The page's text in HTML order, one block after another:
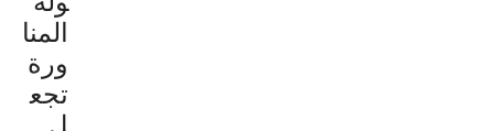
المنا
ورة
تجع